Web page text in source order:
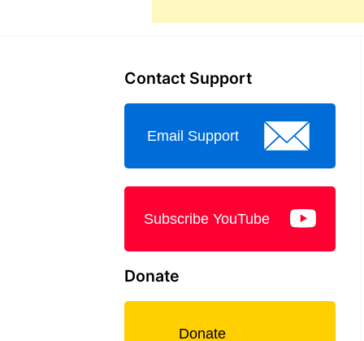
Contact Support
Email Support
Subscribe YouTube
Donate
Donate